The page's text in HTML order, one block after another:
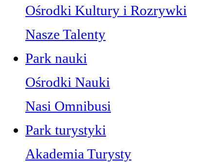
Ośrodki Kultury i Rozrywki
Nasze Talenty
Park nauki
Ośrodki Nauki
Nasi Omnibusi
Park turystyki
Akademia Turysty